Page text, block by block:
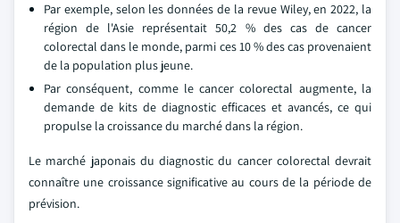
Par exemple, selon les données de la revue Wiley, en 2022, la
région de l'Asie représentait 50,2 % des cas de cancer
colorectal dans le monde, parmi ces 10 % des cas provenaient
de la population plus jeune.
Par conséquent, comme le cancer colorectal augmente, la
demande de kits de diagnostic efficaces et avancés, ce qui
propulse la croissance du marché dans la région.
Le marché japonais du diagnostic du cancer colorectal devrait
connaître une croissance significative au cours de la période de
prévision.